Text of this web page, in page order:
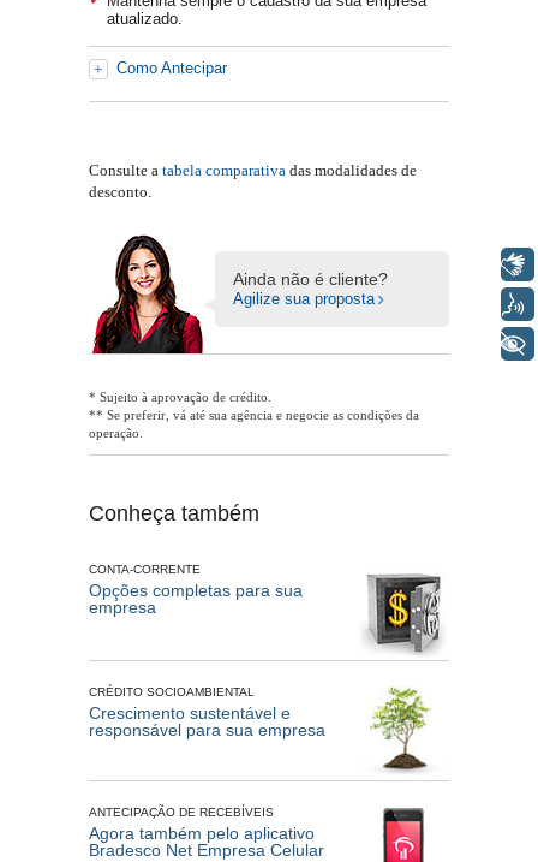
atualizado.
Como Antecipar
Consulte a tabela comparativa das modalidades de
desconto.
Ainda não é cliente?
Agilize sua proposta
* Sujeito à aprovação de crédito.
** Se preferir, vá até sua agência e negocie as condições da
operação.
Conheça também
CONTA-CORRENTE
Opções completas para sua
empresa
CRÉDITO SOCIOAMBIENTAL
Crescimento sustentável e
responsável para sua empresa
ANTECIPAÇÃO DE RECEBÍVEIS
Agora também pelo aplicativo
Bradesco Net Empresa Celular